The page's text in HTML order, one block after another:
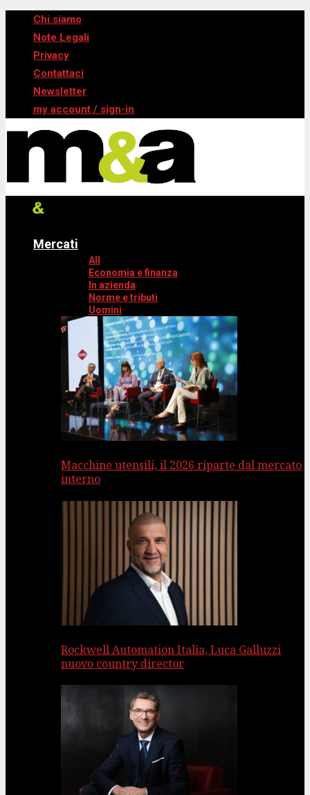
Chi siamo
Note Legali
Privacy
Contattaci
Newsletter
my account / sign-in
Mercati
All
Economia e finanza
In azienda
Norme e tributi
Uomini
Macchine utensili, il 2026 riparte dal mercato
interno
Rockwell Automation Italia, Luca Galluzzi
nuovo country director